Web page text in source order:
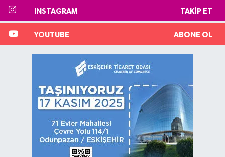
INSTAGRAM TAKIP ET
YOUTUBE ABONE OL